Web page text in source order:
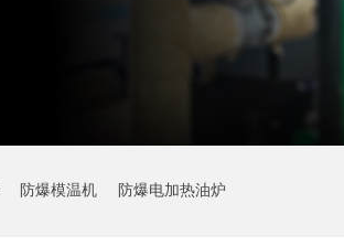
防爆模温机 防爆电加热油炉